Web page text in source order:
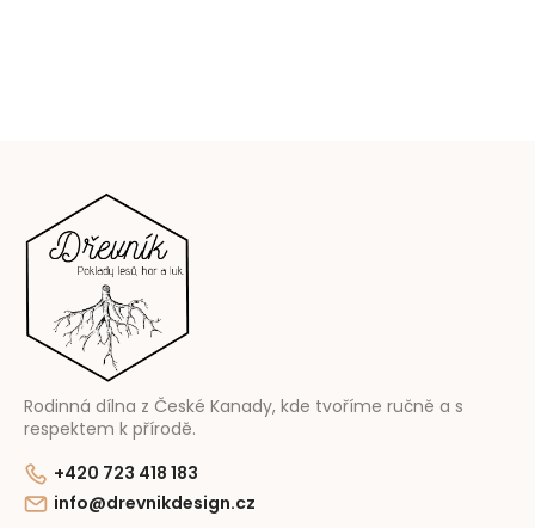
Rodinná dílna z České Kanady, kde tvoříme ručně a s
respektem k přírodě.
+420 723 418 183
info@drevnikdesign.cz